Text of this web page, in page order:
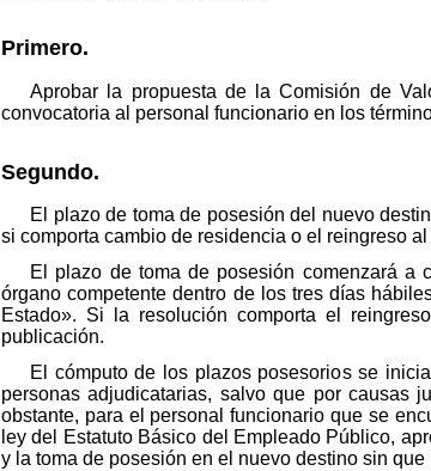
Primero.
Aprobar la propuesta de la Comisión de
convocatoria al personal funcionario en los
Segundo.
El plazo de toma de posesión del nuevo
si comporta cambio de residencia o el reingreso
El plazo de toma de posesión comenzará a
órgano competente dentro de los tres días
Estado». Si la resolución comporta el
publicación.
El cómputo de los plazos posesorios se
personas adjudicatarias, salvo que por causas
obstante, para el personal funcionario que se
ley del Estatuto Básico del Empleado Público,
y la toma de posesión en el nuevo destino sin